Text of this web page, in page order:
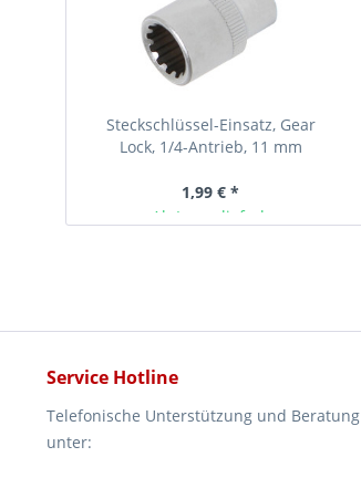
Steckschlüssel-Einsatz, Gear
Lock, 1/4-Antrieb, 11 mm
1,99 € *
Ab Lager lieferbar
Service Hotline
Telefonische Unterstützung und Beratung
unter: